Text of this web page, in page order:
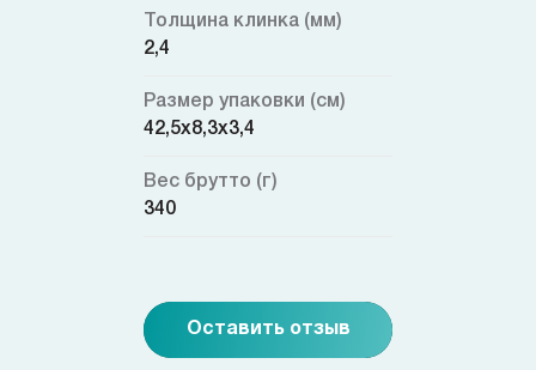
Толщина клинка (мм)
2,4
Размер упаковки (см)
42,5x8,3x3,4
Вес брутто (г)
340
Оставить отзыв